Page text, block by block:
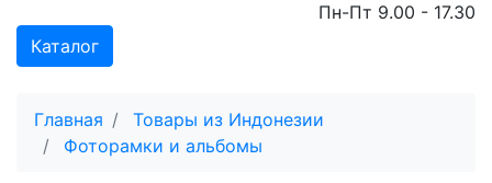
Пн-Пт 9.00 - 17.30
Каталог
Главная
Товары из Индонезии
Фоторамки и альбомы